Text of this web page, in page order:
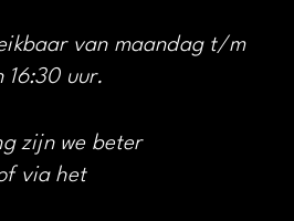
van maandag t/m
16:30 uur.
zijn we beter
via het